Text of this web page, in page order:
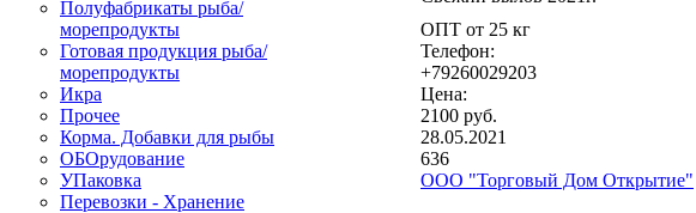
Полуфабрикаты рыба/
морепродукты
Готовая продукция рыба/
морепродукты
Икра
Прочее
Корма. Добавки для рыбы
ОБОрудование
УПаковка
Перевозки - Хранение
ОПТ от 25 кг
Телефон:
+79260029203
Цена:
2100 руб.
28.05.2021
636
ООО "Торговый Дом Открытие"